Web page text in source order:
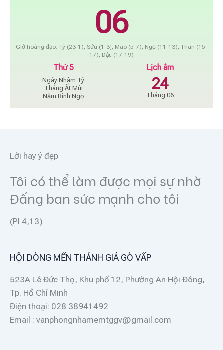
06
Giờ hoàng đạo: Tý (23-1), Sửu (1-3), Mão (5-7), Ngọ (11-13), Thân (15-
17), Dậu (17-19)
Thứ 5
Ngày Nhâm Tý
Tháng Ất Mùi
Năm Bính Ngọ
Lịch âm
24
Tháng 06
Lời hay ý đẹp
Tôi có thể làm được mọi sự nhờ
Đấng ban sức mạnh cho tôi
(Pl 4,13)
HỘI DÒNG MẾN THÁNH GIÁ GÒ VẤP
523A Lê Đức Thọ, Khu phố 12, Phường An Hội Đông,
Tp. Hồ Chí Minh
Điện thoại: 028 38941492
Email : vanphongnhamemtggv@gmail.com